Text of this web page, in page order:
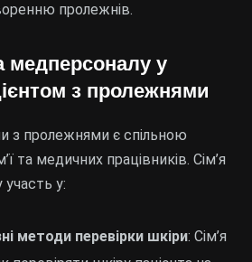
пролежнів.
медперсоналу у
з пролежнями
з пролежнями є спільною
та медичних працівників. Сім’я
у:
методи перевірки шкіри: Сім’я